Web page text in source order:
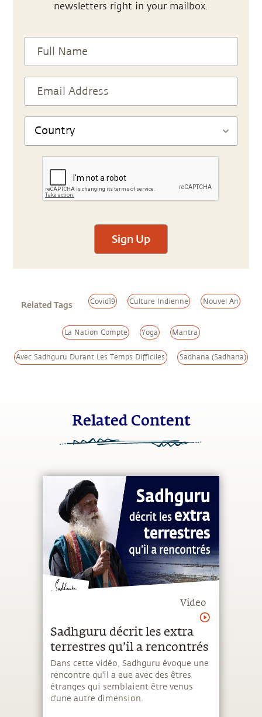
newsletters right in your mailbox.
Sign Up
Related Tags Covid19 Culture Indienne Nouvel An
La Nation Compte Yoga Mantra
Avec Sadhguru Durant Les Temps Difficiles Sadhana (Sadhana)
Related Content
Video
Sadhguru décrit les extra
terrestres qu’il a rencontrés
Dans cette vidéo, Sadhguru évoque une
rencontre qu'il a eue avec des êtres
étranges qui semblaient être venus
d'une autre dimension.